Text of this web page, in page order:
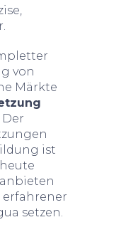
von
Märkte
ist
erfahrener
setzen.